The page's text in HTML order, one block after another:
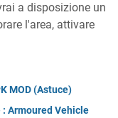
a disposizione un
l'area, attivare
MOD (Astuce)
Armoured Vehicle